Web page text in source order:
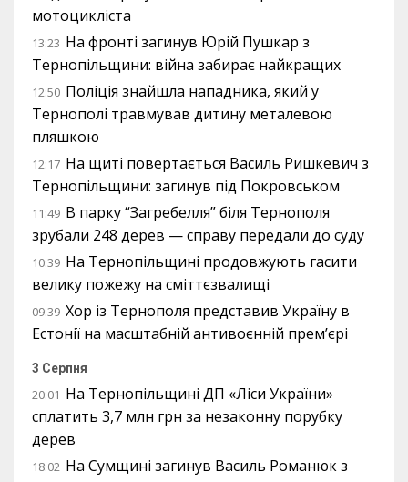
мотоцикліста
13:23 На фронті загинув Юрій Пушкар з
Тернопільщини: війна забирає найкращих
12:50 Поліція знайшла нападника, який у
Тернополі травмував дитину металевою
пляшкою
12:17 На щиті повертається Василь Ришкевич з
Тернопільщини: загинув під Покровськом
11:49 В парку “Загребелля” біля Тернополя
зрубали 248 дерев — справу передали до суду
10:39 На Тернопільщині продовжують гасити
велику пожежу на сміттєзвалищі
09:39 Хор із Тернополя представив Україну в
Естонії на масштабній антивоєнній прем’єрі
3 Серпня
20:01 На Тернопільщині ДП «Ліси України»
сплатить 3,7 млн грн за незаконну порубку
дерев
18:02 На Сумщині загинув Василь Романюк з